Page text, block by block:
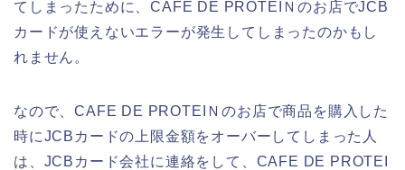
てしまったために、CAFE DE PROTEIＮのお店でJCB
カードが使えないエラーが発生してしまったのかもし
れません。
なので、CAFE DE PROTEIＮのお店で商品を購入した
時にJCBカードの上限金額をオーバーしてしまった人
は、JCBカード会社に連絡をして、CAFE DE PROTEI